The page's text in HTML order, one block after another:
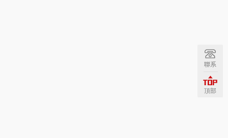
聯系
頂部